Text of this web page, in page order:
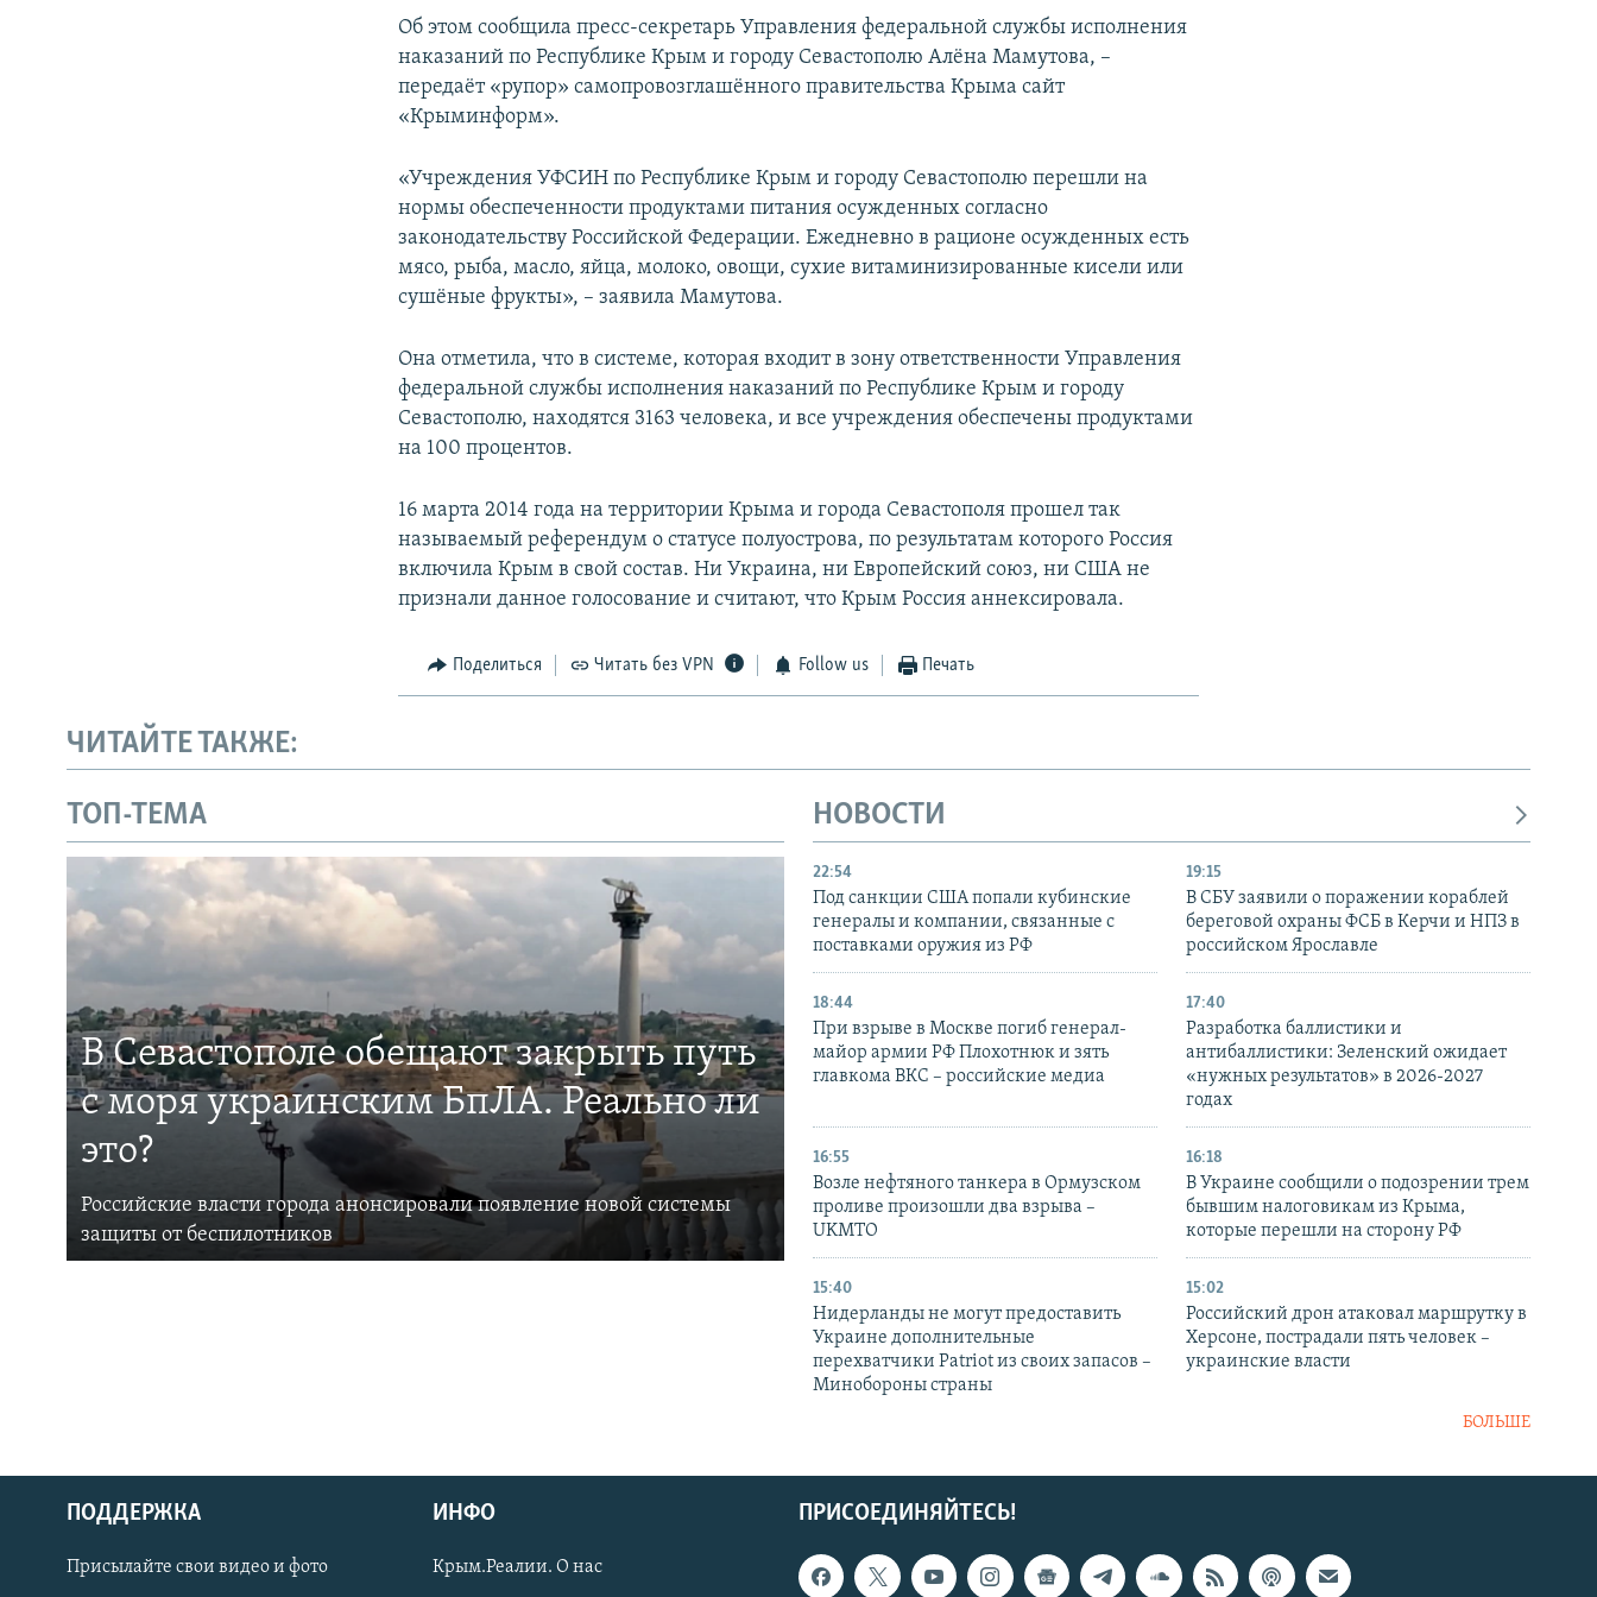
Українською
Об этом сообщила пресс-секретарь Управления федеральной службы исполнения
наказаний по Республике Крым и городу Севастополю Алёна Мамутова, –
передаёт «рупор» самопровозглашённого правительства Крыма сайт
«Крыминформ».
«Учреждения УФСИН по Республике Крым и городу Севастополю перешли на
нормы обеспеченности продуктами питания осужденных согласно
законодательству Российской Федерации. Ежедневно в рационе осужденных есть
мясо, рыба, масло, яйца, молоко, овощи, сухие витаминизированные кисели или
сушёные фрукты», – заявила Мамутова.
Она отметила, что в системе, которая входит в зону ответственности Управления
федеральной службы исполнения наказаний по Республике Крым и городу
Севастополю, находятся 3163 человека, и все учреждения обеспечены продуктами
на 100 процентов.
16 марта 2014 года на территории Крыма и города Севастополя прошел так
называемый референдум о статусе полуострова, по результатам которого Россия
включила Крым в свой состав. Ни Украина, ни Европейский союз, ни США не
признали данное голосование и считают, что Крым Россия аннексировала.
Поделиться Читать без VPN Follow us Печать
ЧИТАЙТЕ ТАКЖЕ:
ТОП-ТЕМА
В Севастополе обещают закрыть путь
с моря украинским БпЛА. Реально ли
это?
Российские власти города анонсировали появление новой системы
защиты от беспилотников
НОВОСТИ
22:54
Под санкции США попали кубинские
генералы и компании, связанные с
поставками оружия из РФ
19:15
В СБУ заявили о поражении кораблей
береговой охраны ФСБ в Керчи и НПЗ в
российском Ярославле
18:44
При взрыве в Москве погиб генерал-
майор армии РФ Плохотнюк и зять
главкома ВКС – российские медиа
17:40
Разработка баллистики и
антибаллистики: Зеленский ожидает
«нужных результатов» в 2026-2027
годах
16:55
Возле нефтяного танкера в Ормузском
проливе произошли два взрыва –
UKMTO
16:18
В Украине сообщили о подозрении трем
бывшим налоговикам из Крыма,
которые перешли на сторону РФ
15:40
Нидерланды не могут предоставить
Украине дополнительные
перехватчики Patriot из своих запасов –
Минобороны страны
15:02
Российский дрон атаковал маршрутку в
Херсоне, пострадали пять человек –
украинские власти
БОЛЬШЕ
ПРИСОЕДИНЯЙТЕСЬ!
ПОДДЕРЖКА
Присылайте свои видео и фото
ИНФО
Крым.Реалии. О нас